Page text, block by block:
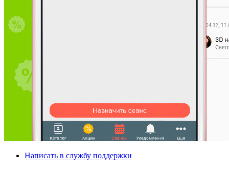
Написать в службу поддержки